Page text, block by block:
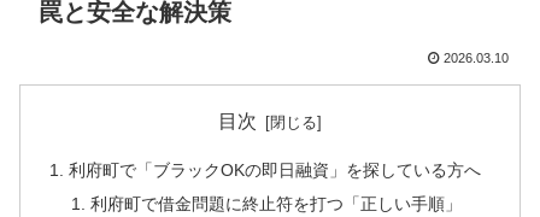
罠と安全な解決策
2026.03.10
目次
利府町で「ブラックOKの即日融資」を探している方へ
利府町で借金問題に終止符を打つ「正しい手順」